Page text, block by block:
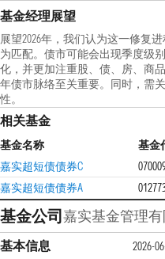
基金经理展望
展望2026年，我们认为这一修复
为匹配。债市可能会出现季度级
化，并更加注重股、债、房、商
年债市脉络至关重要。同时，需
性。
相关基金
基金名称 基金
嘉实超短债债券C
嘉实超短债债券A
基金公司嘉实基金管理有
基本信息 2026-